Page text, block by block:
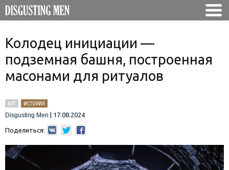
Колодец инициации —
подземная башня, построенная
масонами для ритуалов
АРТ
ИСТОРИЯ
Disgusting Men
17.08.2024
Поделиться: